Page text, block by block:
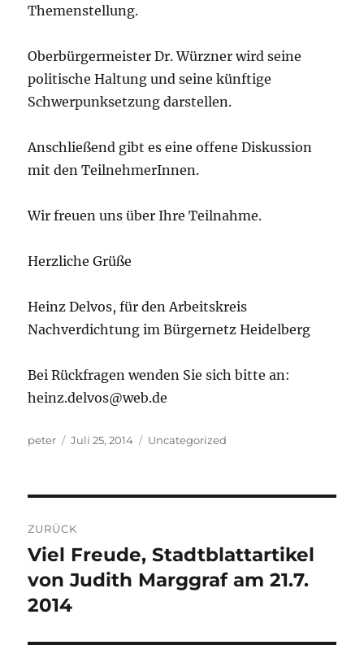
Themenstellung.
Oberbürgermeister Dr. Würzner wird seine
politische Haltung und seine künftige
Schwerpunksetzung darstellen.
Anschließend gibt es eine offene Diskussion
mit den TeilnehmerInnen.
Wir freuen uns über Ihre Teilnahme.
Herzliche Grüße
Heinz Delvos, für den Arbeitskreis
Nachverdichtung im Bürgernetz Heidelberg
Bei Rückfragen wenden Sie sich bitte an:
heinz.delvos@web.de
Autor
peter
Veröffentlicht
Juli 25, 2014 Kategorien
Uncategorized
ZURÜCK
Vorheriger
Beitrag:
Viel Freude, Stadtblattartikel
von Judith Marggraf am 21.7.
2014